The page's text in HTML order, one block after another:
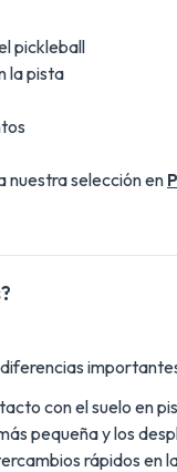
pickleball
la pista
nuestra selección en
con el suelo en
pequeña y los
rápidos en